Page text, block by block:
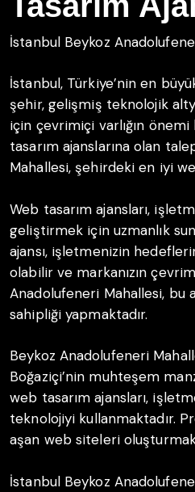
İstanbul Beykoz
İstanbul, Türkiye’nin en
şehir, gelişmiş teknolojik
için çevrimiçi varlığın
tasarım ajanslarına olan
Mahallesi, şehirdeki en iyi
Web tasarım ajansları,
geliştirmek için uzmanlık
ajansı, işletmenizin
olabilir ve markanızın
Anadolufeneri Mahallesi, bu
sahipliği yapmaktadır.
Beykoz Anadolufeneri
Boğaziçi’nin muhteşem
web tasarım ajansları,
teknolojiyi kullanmaktadır.
aşan web siteleri
İstanbul Beykoz